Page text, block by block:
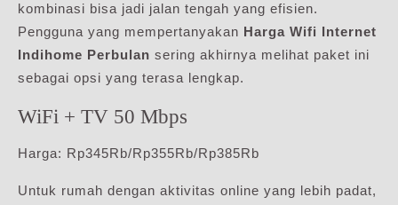
kombinasi bisa jadi jalan tengah yang efisien.
Pengguna yang mempertanyakan Harga Wifi Internet
Indihome Perbulan sering akhirnya melihat paket ini
sebagai opsi yang terasa lengkap.
WiFi + TV 50 Mbps
Harga: Rp345Rb/Rp355Rb/Rp385Rb
Untuk rumah dengan aktivitas online yang lebih padat,